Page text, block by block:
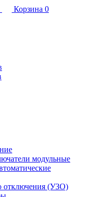
Корзина 0
модульные
отключения (УЗО)